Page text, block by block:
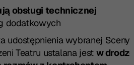
obsługi technicznej
dodatkowych
udostępnienia wybranej Sceny
Teatru ustalana jest w